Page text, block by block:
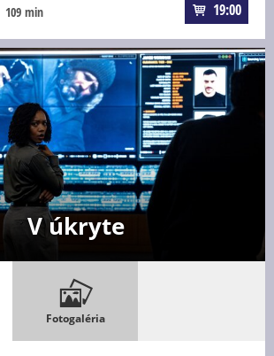
109 min 19:00
V úkryte
Fotogaléria